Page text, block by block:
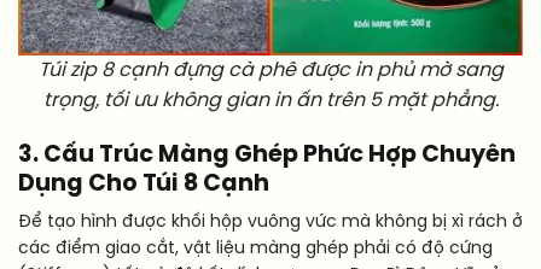
Túi zip 8 cạnh đựng cà phê được in phủ mờ sang
trọng, tối ưu không gian in ấn trên 5 mặt phẳng.
3. Cấu Trúc Màng Ghép Phức Hợp Chuyên
Dụng Cho Túi 8 Cạnh
Để tạo hình được khối hộp vuông vức mà không bị xì rách ở
các điểm giao cắt, vật liệu màng ghép phải có độ cứng